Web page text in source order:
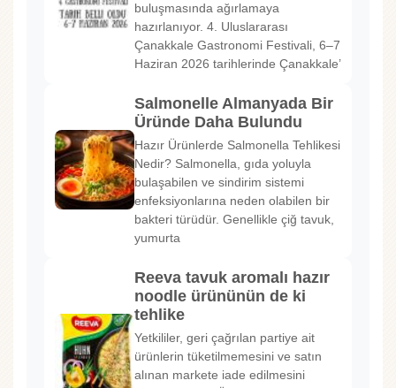
buluşmasında ağırlamaya
hazırlanıyor. 4. Uluslararası
Çanakkale Gastronomi Festivali, 6–7
Haziran 2026 tarihlerinde Çanakkale’
Salmonelle Almanyada Bir
Üründe Daha Bulundu
Hazır Ürünlerde Salmonella Tehlikesi
Nedir? Salmonella, gıda yoluyla
bulaşabilen ve sindirim sistemi
enfeksiyonlarına neden olabilen bir
bakteri türüdür. Genellikle çiğ tavuk,
yumurta
Reeva tavuk aromalı hazır
noodle ürününün de ki
tehlike
Yetkililer, geri çağrılan partiye ait
ürünlerin tüketilmemesini ve satın
alınan markete iade edilmesini